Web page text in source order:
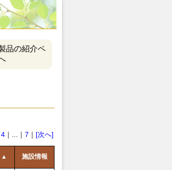
品の紹介ペ
4 ｜...｜ 7 ｜ [次へ]
▲ 施設情報